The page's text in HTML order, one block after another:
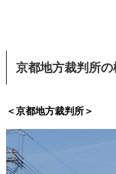
京都地方裁判所
＜京都地方裁判所＞